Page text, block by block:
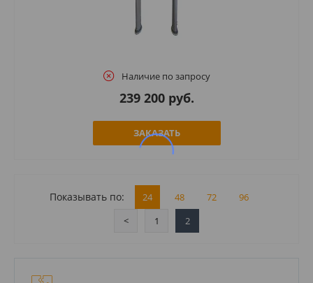
Наличие по запросу
239 200 руб.
ЗАКАЗАТЬ
Показывать по: 24 48 72
96
<
1 2